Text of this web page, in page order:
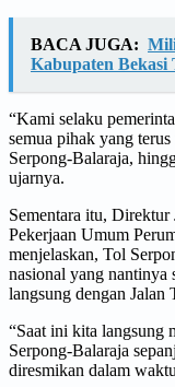
BACA JUGA:
Kabupaten
“Kami selaku
semua pihak yang
Serpong-Balaraja,
ujarnya.
Sementara itu,
Pekerjaan Umum
menjelaskan, Tol
nasional yang nantinya
langsung dengan Jalan
“Saat ini kita langsung
Serpong-Balaraja
diresmikan dalam